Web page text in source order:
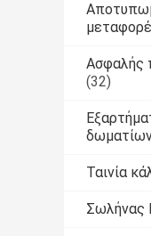
Ασφαλής
(32)
Ταινία
Σωλήνας